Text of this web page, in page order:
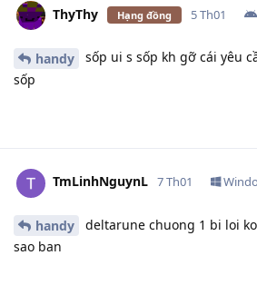
ThyThy Hạng đồng 5 Th01
handy
sốp ui s sốp kh gỡ cái yêu
sốp
TmLinhNguynL 7 Th01
handy
deltarune chuong 1 bi loi
sao ban